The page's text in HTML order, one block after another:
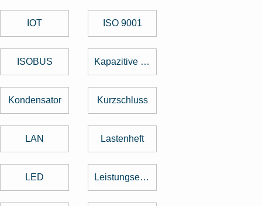
IOT ISO 9001
ISOBUS Kapazitive Tasten
Kondensator Kurzschluss
LAN Lastenheft
LED Leistungselektronik